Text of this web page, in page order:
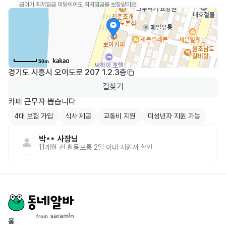
급여가 최저임금 미달이어도 최저임금을 보장받아요
50m
경기도 시흥시 오이도로 207 1.2.3층
길찾기
카페 근무자 뽑습니다
4대 보험 가입 식사 제공 교통비 지원 미성년자 지원 가능
박** 사장님
11개월 전 활동보통 2일 이내 지원서 확인
홈